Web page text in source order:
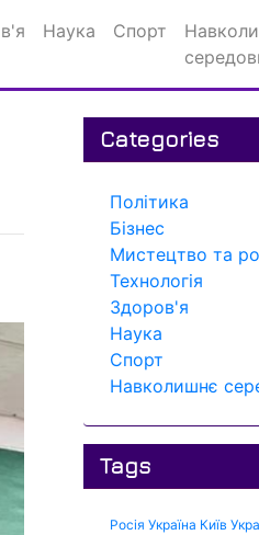
Наука Спорт
Categories
Політика
Бізнес
Мистецтво та
Технологія
Здоров'я
Наука
Спорт
Навколишнє
Tags
Росія Україна Київ